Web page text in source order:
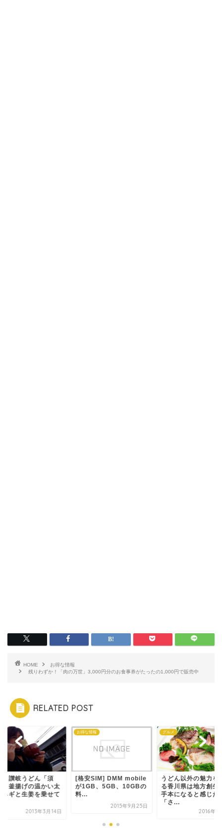
HOME
お得な情報
残りわずか！「肉の万世」3,000円分のお食事券がたったの1,000円で販売中
RELATED POST
・讃岐うどん「須
、釜揚げの温かい太
ネギと生姜を乗せて
2013年3月14日
お得な情報
[格安SIM] DMM mobile
が1GB、5GB、10GBの
料...
2015年9月25日
グルメ
うどん以外の魅力を
る香川県は地方創生
手本になると感じた
「さ...
2016年2